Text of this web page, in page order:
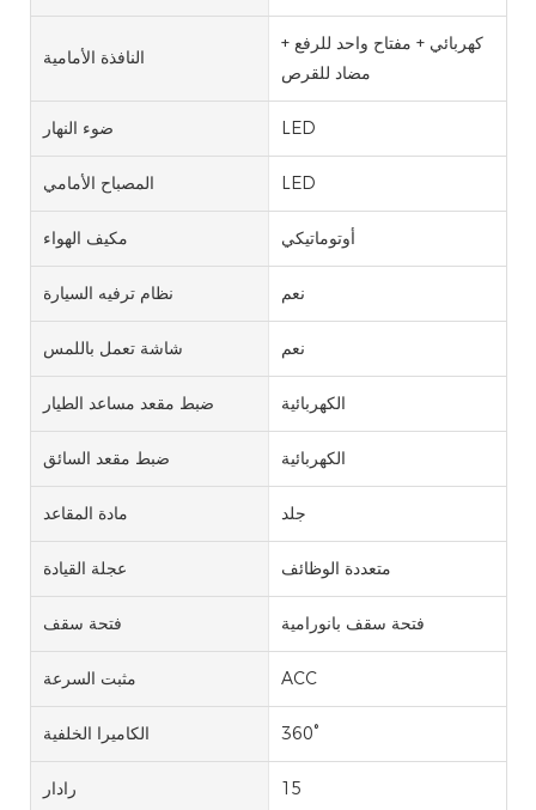
النافذة الأمامية
كهربائي + مفتاح واحد للرفع +
مضاد للقرص
ضوء النهار LED
المصباح الأمامي LED
مكيف الهواء أوتوماتيكي
نظام ترفيه السيارة نعم
شاشة تعمل باللمس نعم
ضبط مقعد مساعد الطيار الكهربائية
ضبط مقعد السائق الكهربائية
مادة المقاعد جلد
عجلة القيادة متعددة الوظائف
فتحة سقف فتحة سقف بانورامية
مثبت السرعة ACC
الكاميرا الخلفية 360°
رادار 15